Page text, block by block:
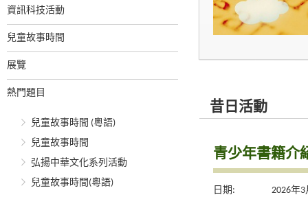
資訊科技活動
兒童故事時間
展覽
熱門題目
兒童故事時間 (粵語)
兒童故事時間
弘揚中華文化系列活動
兒童故事時間(粵語)
昔日活動
青少年書籍介
日期:
2026年